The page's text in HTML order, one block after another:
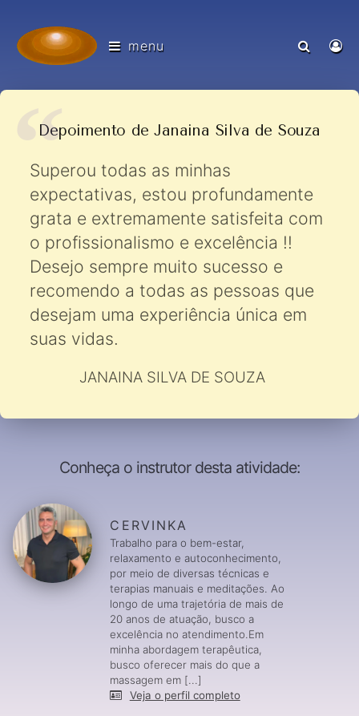
menu
Depoimento de Janaina Silva de Souza
Superou todas as minhas
expectativas, estou profundamente
grata e extremamente satisfeita com
o profissionalismo e excelência !!
Desejo sempre muito sucesso e
recomendo a todas as pessoas que
desejam uma experiência única em
suas vidas.
JANAINA SILVA DE SOUZA
Conheça o instrutor desta atividade:
CERVINKA
Trabalho para o bem-estar,
relaxamento e autoconhecimento,
por meio de diversas técnicas e
terapias manuais e meditações. Ao
longo de uma trajetória de mais de
20 anos de atuação, busco a
excelência no atendimento.Em
minha abordagem terapêutica,
busco oferecer mais do que a
massagem em [...]
Veja o perfil completo